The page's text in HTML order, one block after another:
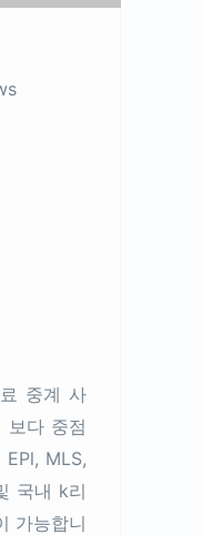
중계 사
보다 중점
MLS,
국내 k리
가능합니